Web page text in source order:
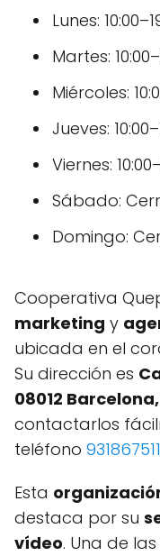
Lunes:
Martes:
Miércoles:
Jueves:
Viernes:
Sábado:
Domingo:
Cooperativa
marketing y
ubicada en el
Su dirección es
08012
contactarlos
teléfono 931867511
Esta
destaca por su
vídeo. Una de